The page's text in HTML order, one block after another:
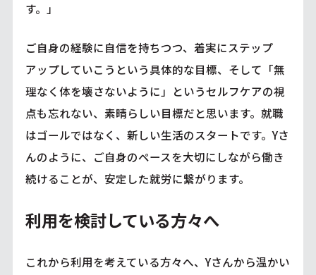
す。」
ご自身の経験に自信を持ちつつ、着実にステップ
アップしていこうという具体的な目標、そして「無
理なく体を壊さないように」というセルフケアの視
点も忘れない、素晴らしい目標だと思います。就職
はゴールではなく、新しい生活のスタートです。Yさ
んのように、ご自身のペースを大切にしながら働き
続けることが、安定した就労に繋がります。
利用を検討している方々へ
これから利用を考えている方々へ、Yさんから温かい